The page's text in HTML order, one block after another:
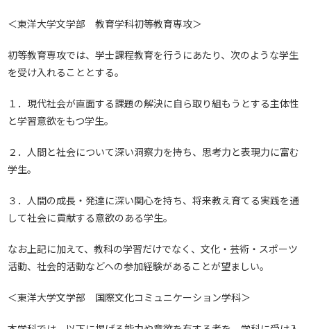
＜東洋大学文学部 教育学科初等教育専攻＞
初等教育専攻では、学士課程教育を行うにあたり、次のような学生
を受け入れることとする。
１．現代社会が直面する課題の解決に自ら取り組もうとする主体性
と学習意欲をもつ学生。
２．人間と社会について深い洞察力を持ち、思考力と表現力に富む
学生。
３．人間の成長・発達に深い関心を持ち、将来教え育てる実践を通
して社会に貢献する意欲のある学生。
なお上記に加えて、教科の学習だけでなく、文化・芸術・スポーツ
活動、社会的活動などへの参加経験があることが望ましい。
＜東洋大学文学部 国際文化コミュニケーション学科＞